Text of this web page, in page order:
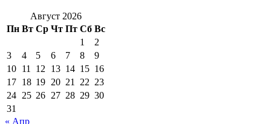
Август 2026
Пн Вт Ср Чт Пт Сб Вс
1
2
3
4 5 6 7 8
9
10 11 12 13 14 15 16
17 18 19 20 21 22 23
24 25 26 27 28 29 30
31
« Апр